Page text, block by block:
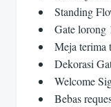
Standing
Gate lorong
Meja terima
Dekorasi
Welcome
Bebas